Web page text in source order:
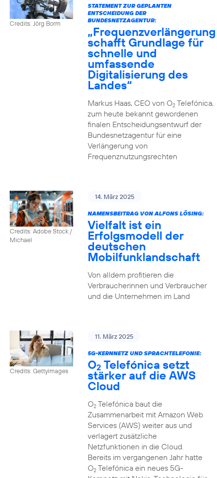
Credits: Jörg Borm
STATEMENT ZUR GEPLANTEN
ENTSCHEIDUNG DER
BUNDESNETZAGENTUR:
„Frequenzverlängerung
schafft Grundlage für
schnelle und
umfassende
Digitalisierung des
Landes“
Markus Haas, CEO von O2Telefónica,
zum heute bekannt gewordenen
finalen Entscheidungsentwurf der
Bundesnetzagentur für eine
Verlängerung von
Frequenznutzungsrechten
Credits: Adobe Stock /
Michael
14. März 2025
NAMENSBEITRAG VON ALFONS LÖSING:
Vielfalt ist ein
Erfolgsmodell der
deutschen
Mobilfunklandschaft
Von alldem profitieren die
Verbraucherinnen und Verbraucher
und die Unternehmen im Land
Credits: Gettyimages
11. März 2025
5G-KERNNETZ UND SPRACHTELEFONIE:
O2 Telefónica setzt
stärker auf die AWS
Cloud
O2Telefónica baut die
Zusammenarbeit mit Amazon Web
Services (AWS) weiter aus und
verlagert zusätzliche
Netzfunktionen in die Cloud.
Bereits im vergangenen Jahr hatte
O2Telefónica ein neues 5G-